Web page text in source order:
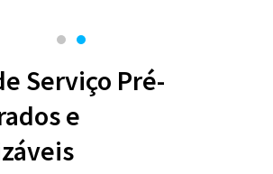
Serviço Pré-
e